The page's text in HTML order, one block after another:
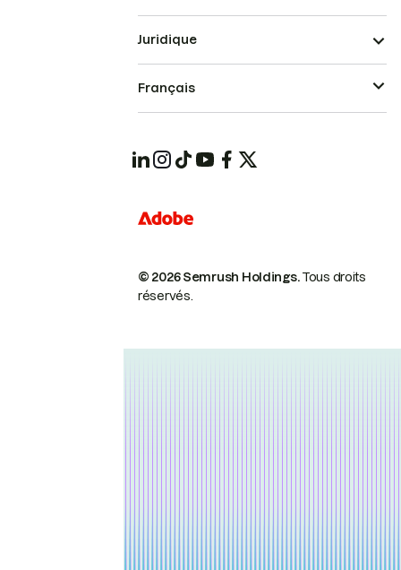
© 2026 Semrush Holdings.Tous droits
réservés.
Juridique
Français